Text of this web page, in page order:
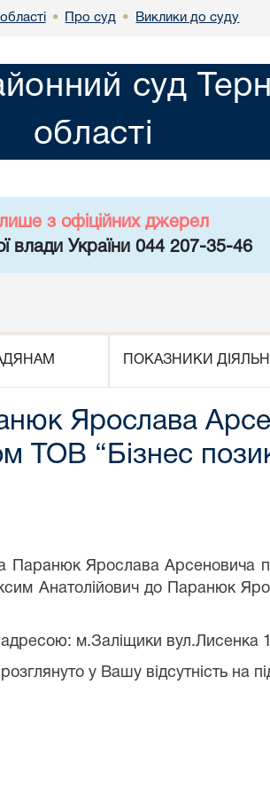
• Про суд • Виклики до суду
суд
області
з офіційних джерел
влади України 044 207-35-46
ПОКАЗНИКИ
Ярослава
ТОВ “Бізнес
Паранюк Ярослава Арсеновича
Анатолійович до Паранюк
м.Заліщики вул.Лисенка
у Вашу відсутність на